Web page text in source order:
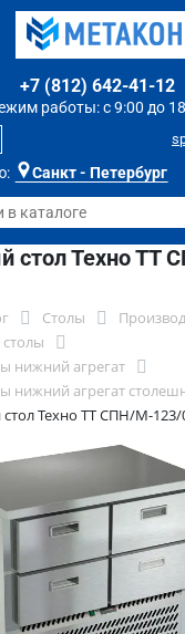
Санкт - Петербург
работы: с 9:00 до
+7 (812) 642-41-12
стол Техно ТТ
Столы
нижний агрегат
нижний агрегат
Техно ТТ СПН/М-123/